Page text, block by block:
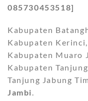
085730453518]
Kabupaten
Kabupaten
Kabupaten Muaro
Kabupaten
Tanjung Jabung
Jambi.